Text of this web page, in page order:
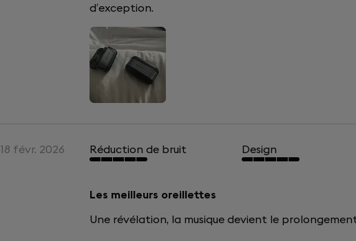
d’exception.
18 févr. 2026 Réduction de bruit Design
Les meilleurs oreillettes
Une révélation, la musique devient le